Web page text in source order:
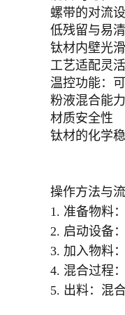
螺带的对流
低残留与易
钛材内壁光
工艺适配灵活
温控功能：
粉液混合能
材质安全性
钛材的化学
操作方法与
1. 准备物料
2. 启动设备
3. 加入物料
4. 混合过程
5. 出料：混